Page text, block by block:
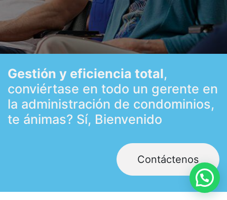
Gestión y eficiencia total,
conviértase en todo un gerente en
la administración de condominios,
te ánimas? Sí, Bienvenido
Contáctenos